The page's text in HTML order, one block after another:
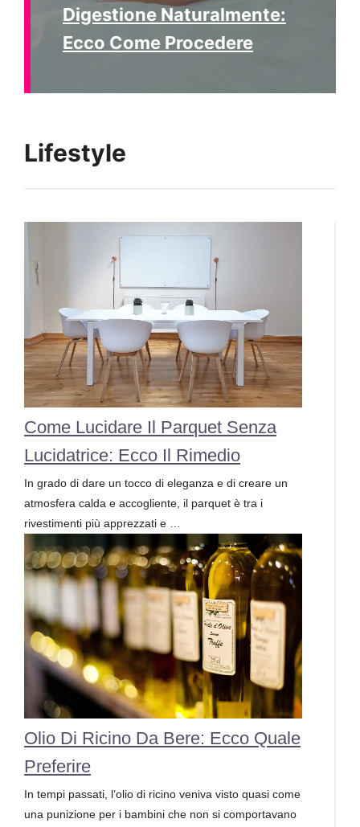
Digestione Naturalmente:
Ecco Come Procedere
Lifestyle
Come Lucidare Il Parquet Senza
Lucidatrice: Ecco Il Rimedio
In grado di dare un tocco di eleganza e di creare un
atmosfera calda e accogliente, il parquet è tra i
rivestimenti più apprezzati e …
Olio Di Ricino Da Bere: Ecco Quale
Preferire
In tempi passati, l’olio di ricino veniva visto quasi come
una punizione per i bambini che non si comportavano